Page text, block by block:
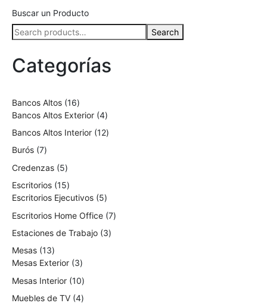
Buscar un Producto
Search
Categorías
Bancos Altos 16
Bancos Altos Exterior 4
Bancos Altos Interior 12
Burós 7
Credenzas 5
Escritorios 15
Escritorios Ejecutivos 5
Escritorios Home Office 7
Estaciones de Trabajo 3
Mesas 13
Mesas Exterior 3
Mesas Interior 10
Muebles de TV 4